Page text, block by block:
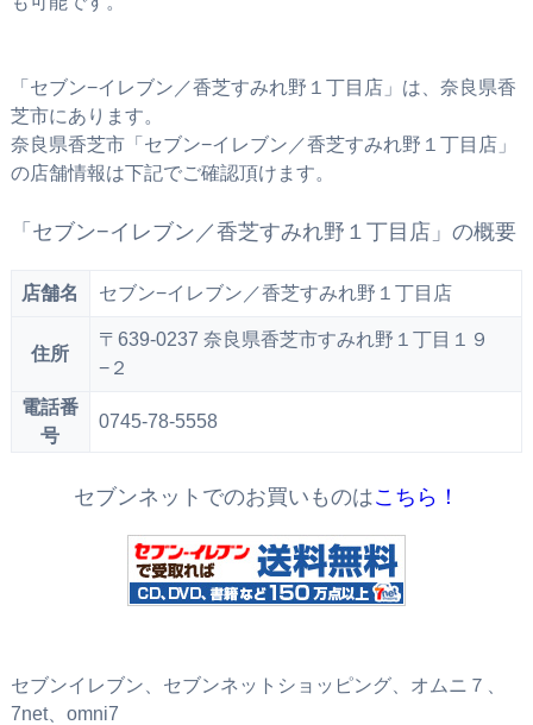
「セブン−イレブン／香芝すみれ野１丁目店」は、奈良県香
芝市にあります。
奈良県香芝市「セブン−イレブン／香芝すみれ野１丁目店」
の店舗情報は下記でご確認頂けます。
「セブン−イレブン／香芝すみれ野１丁目店」の概要
店舗名 セブン−イレブン／香芝すみれ野１丁目店
住所
〒639-0237 奈良県香芝市すみれ野１丁目１９
−２
電話番
号
0745-78-5558
セブンネットでのお買いものはこちら！
セブンイレブン、セブンネットショッピング、オムニ７、
7net、omni7